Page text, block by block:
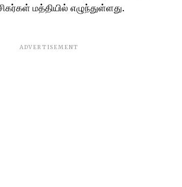
மத்தியில் எழுந்துள்ளது.
ADVERTISEMENT